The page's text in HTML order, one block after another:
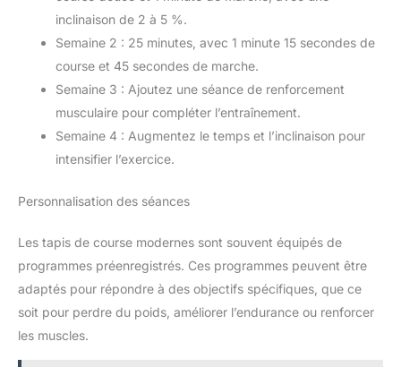
inclinaison de 2 à 5 %.
Semaine 2 : 25 minutes, avec 1 minute 15 secondes de
course et 45 secondes de marche.
Semaine 3 : Ajoutez une séance de renforcement
musculaire pour compléter l’entraînement.
Semaine 4 : Augmentez le temps et l’inclinaison pour
intensifier l’exercice.
Personnalisation des séances
Les tapis de course modernes sont souvent équipés de
programmes préenregistrés. Ces programmes peuvent être
adaptés pour répondre à des objectifs spécifiques, que ce
soit pour perdre du poids, améliorer l’endurance ou renforcer
les muscles.